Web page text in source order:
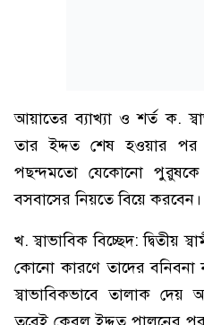
আয়াতের ব্যাখ্যা ও শর্ত ক.
তার ইদ্দত শেষ হওয়ার পর
পছন্দমতো যেকোনো পুরুষকে
বসবাসের নিয়তে বিয়ে করবেন।
খ. স্বাভাবিক বিচ্ছেদ: দ্বিতীয়
কোনো কারণে তাদের বনিবনা
স্বাভাবিকভাবে তালাক দেয়